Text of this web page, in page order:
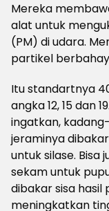
Mereka
alat untuk
(PM) di udara.
partikel
Itu standartnya
angka 12, 15 dan
ingatkan,
jeraminya
untuk silase. Bisa
sekam untuk
dibakar sisa hasil
meningkatkan